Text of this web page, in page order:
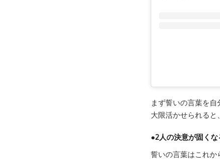
まず誓いの言葉を
大限活かせられると
●2人の決意が固くな
誓いの言葉はこれ